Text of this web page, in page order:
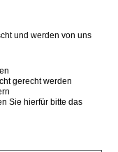
und werden von uns
gerecht werden
Sie hierfür bitte das